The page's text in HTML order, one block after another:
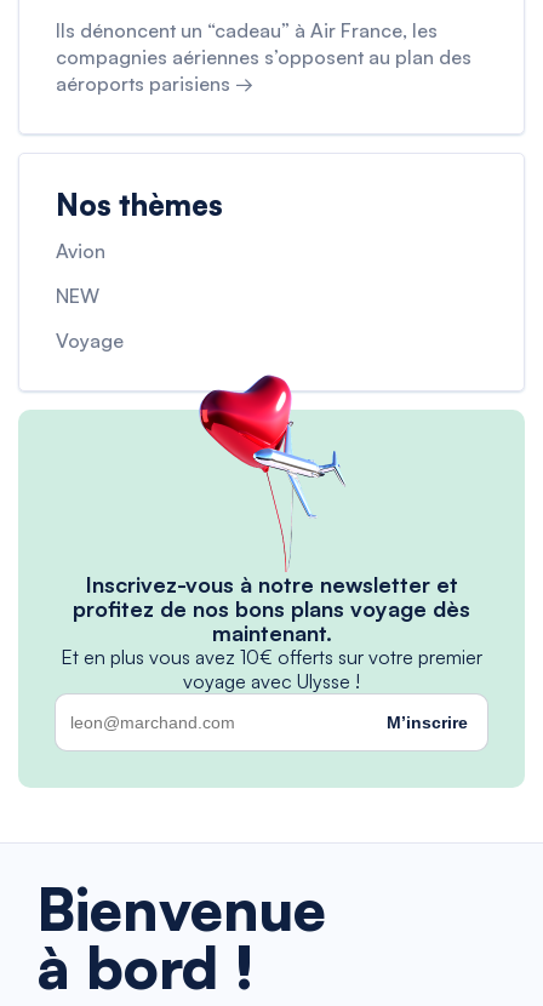
Ils dénoncent un “cadeau” à Air France, les
compagnies aériennes s’opposent au plan des
aéroports parisiens →
Nos thèmes
Avion
NEW
Voyage
Inscrivez-vous à notre newsletter et
profitez de nos bons plans voyage dès
maintenant.
Et en plus vous avez 10€ offerts sur votre premier
voyage avec Ulysse !
M’inscrire
Bienvenue
à bord !